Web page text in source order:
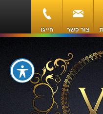
צור קשר חייגו